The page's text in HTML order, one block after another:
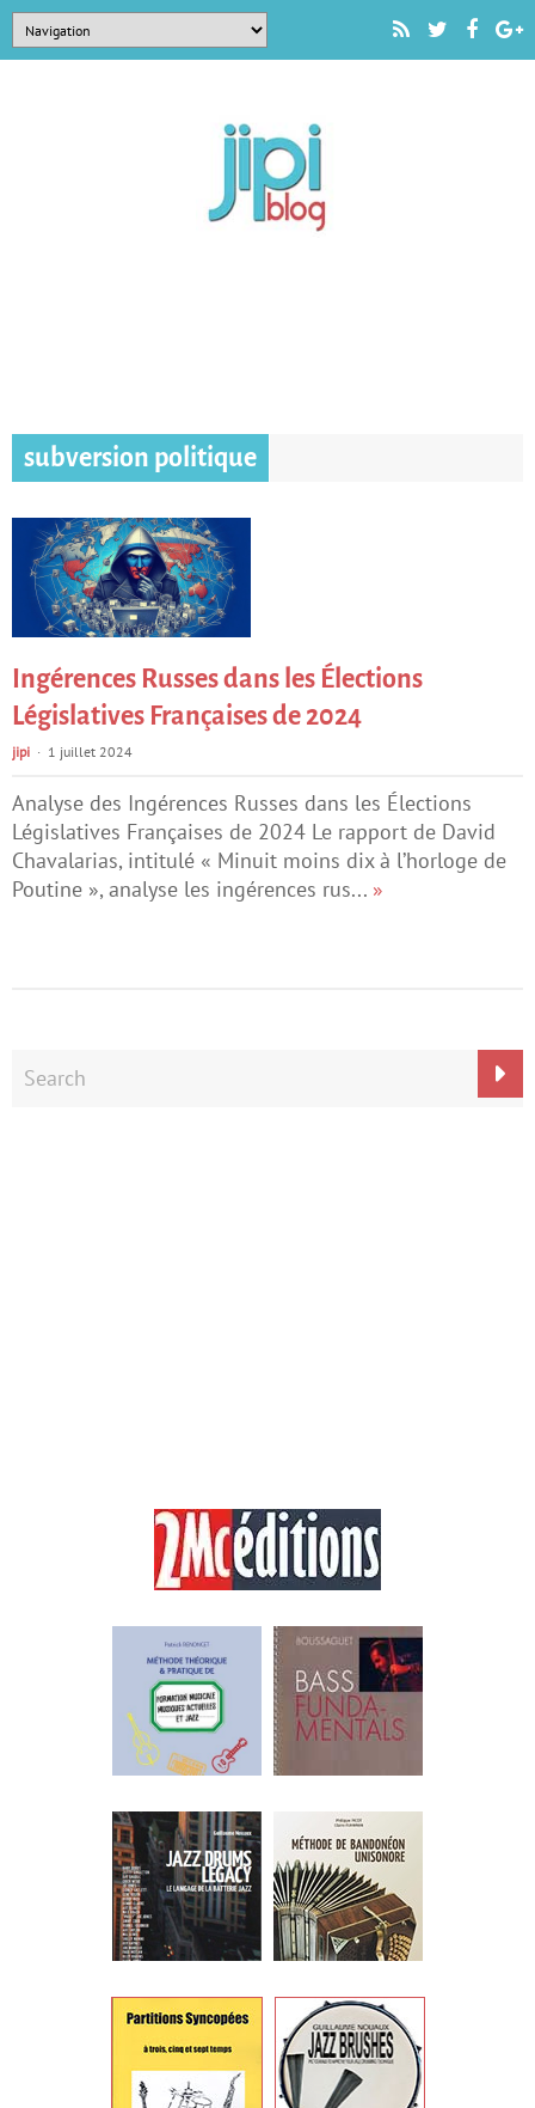
subversion politique
Ingérences Russes dans les Élections
Législatives Françaises de 2024
jipi 1 juillet 2024
Analyse des Ingérences Russes dans les Élections
Législatives Françaises de 2024 Le rapport de David
Chavalarias, intitulé « Minuit moins dix à l’horloge de
Poutine », analyse les ingérences rus... »